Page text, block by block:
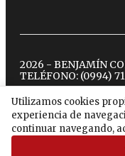
Utilizamos cookies
experiencia de
continuar navegando,
2026 - BENJAMÍN
TELÉFONO: (0994)
twitter